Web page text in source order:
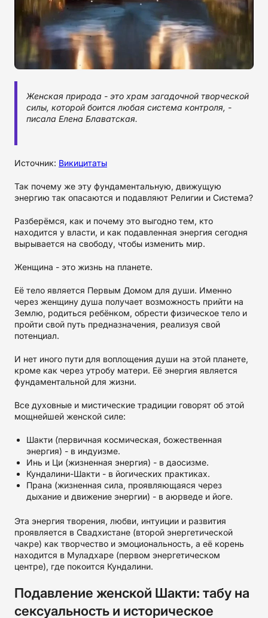
Женская природа - это храм загадочной творческой
силы, которой боится любая система контроля, -
писала Елена Блаватская.
Источник: Викицитаты
Так почему же эту фундаментальную, движущую
энергию так опасаются и подавляют Религии и Система?
Разберёмся, как и почему это выгодно тем, кто
находится у власти, и как подавленная энергия сегодня
вырывается на свободу, чтобы изменить мир.
Женщина - это жизнь на планете.
Её тело является Первым Домом для души. Именно
через женщину душа получает возможность прийти на
Землю, родиться ребёнком, обрести физическое тело и
пройти свой путь предназначения, реализуя свой
потенциал.
И нет иного пути для воплощения души на этой планете,
кроме как через утробу матери. Её энергия является
фундаментальной для жизни.
Все духовные и мистические традиции говорят об этой
мощнейшей женской силе:
Шакти (первичная космическая, божественная
энергия) - в индуизме.
Инь и Ци (жизненная энергия) - в даосизме.
Кундалини-Шакти - в йогических практиках.
Прана (жизненная сила, проявляющаяся через
дыхание и движение энергии) - в аюрведе и йоге.
Эта энергия творения, любви, интуиции и развития
проявляется в Свадхистане (второй энергетической
чакре) как творчество и эмоциональность, а её корень
находится в Муладхаре (первом энергетическом
центре), где покоится Кундалини.
Подавление женской Шакти: табу на
сексуальность и историческое